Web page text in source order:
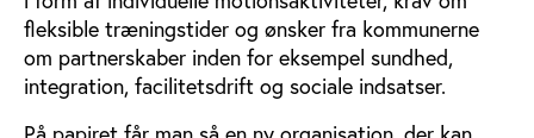
fleksible træningstider og ønsker fra kommunerne
om partnerskaber inden for eksempel sundhed,
integration, facilitetsdrift og sociale indsatser.